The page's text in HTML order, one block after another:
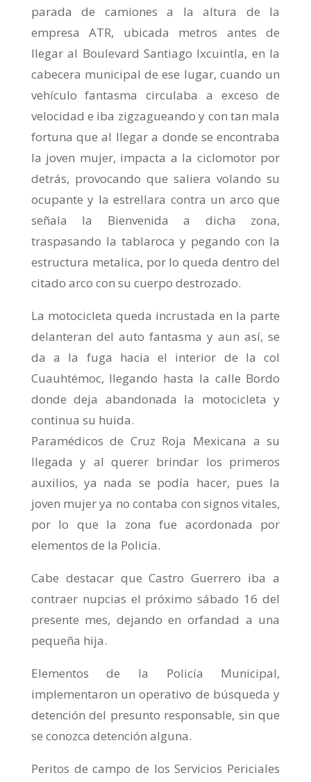
parada de camiones a la altura de la
empresa ATR, ubicada metros antes de
llegar al Boulevard Santiago Ixcuintla, en la
cabecera municipal de ese lugar, cuando un
vehículo fantasma circulaba a exceso de
velocidad e iba zigzagueando y con tan mala
fortuna que al llegar a donde se encontraba
la joven mujer, impacta a la ciclomotor por
detrás, provocando que saliera volando su
ocupante y la estrellara contra un arco que
señala la Bienvenida a dicha zona,
traspasando la tablaroca y pegando con la
estructura metalica, por lo queda dentro del
citado arco con su cuerpo destrozado.
La motocicleta queda incrustada en la parte
delanteran del auto fantasma y aun así, se
da a la fuga hacia el interior de la col
Cuauhtémoc, llegando hasta la calle Bordo
donde deja abandonada la motocicleta y
continua su huida.
Paramédicos de Cruz Roja Mexicana a su
llegada y al querer brindar los primeros
auxilios, ya nada se podía hacer, pues la
joven mujer ya no contaba con signos vitales,
por lo que la zona fue acordonada por
elementos de la Policía.
Cabe destacar que Castro Guerrero iba a
contraer nupcias el próximo sábado 16 del
presente mes, dejando en orfandad a una
pequeña hija.
Elementos de la Policía Municipal,
implementaron un operativo de búsqueda y
detención del presunto responsable, sin que
se conozca detención alguna.
Peritos de campo de los Servicios Periciales